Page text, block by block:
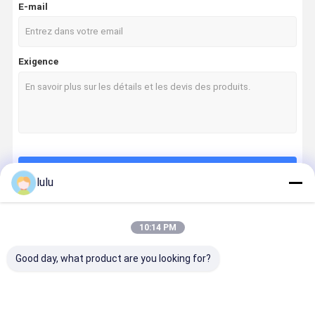
E-mail
Exigence
lulu
10:14 PM
Good day, what product are you looking for?